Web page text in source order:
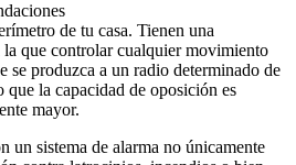
de tu casa. Tienen una
que controlar cualquier movimiento
se produzca a un radio determinado de
que la capacidad de oposición es
mayor.
un sistema de alarma no únicamente